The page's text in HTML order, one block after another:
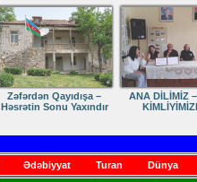
Zəfərdən Qayıdışa –
Həsrətin Sonu Yaxındır
ANA DİLİMİZ
Ədəbiyyat Turan Dünya